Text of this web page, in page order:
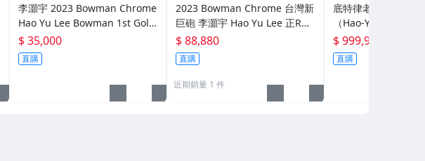
李灝宇 2023 Bowman Chrome
Hao Yu Lee Bowman 1st Gold
reflector Auto /75 PSA 9
$ 35,000
直購
2023 Bowman Chrome 台灣新
巨砲 李灝宇 Hao Yu Lee 正RC
新人藍亮簽名卡 PSA 10 完美 Bl
ue Ref. Auto /150
$ 88,880
直購
近期銷量 1 件
底特律老虎隊台灣
（Hao-Yu Lee）在
an Chrome 1st
0簽名，「小彩虹」
$ 999,999
直購